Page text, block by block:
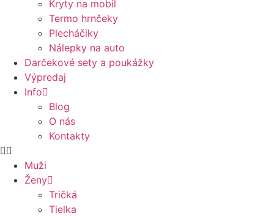
Kryty na mobil
Termo hrnčeky
Plecháčiky
Nálepky na auto
Darčekové sety a poukážky
Výpredaj
Info
Blog
O nás
Kontakty
Muži
Ženy
Tričká
Tielka